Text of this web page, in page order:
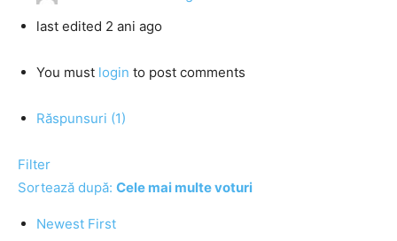
last edited 2 ani ago
You must login to post comments
Răspunsuri (1)
Filter
Sortează după: Cele mai multe voturi
Newest First